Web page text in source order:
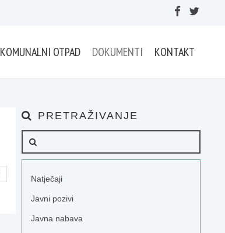
KOMUNALNI OTPAD DOKUMENTI KONTAKT
PRETRAŽIVANJE
Natječaji
Javni pozivi
Javna nabava